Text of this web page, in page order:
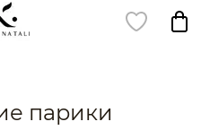
парики